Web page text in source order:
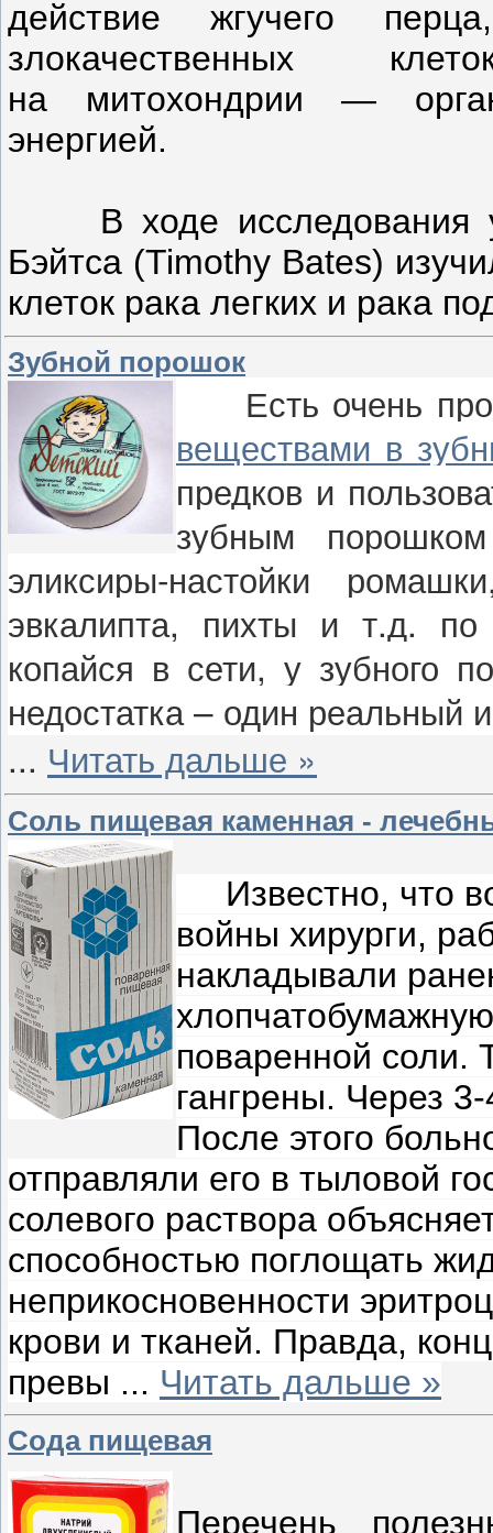
действие жгучего
злокачественных
на митохондрии —
энергией.
В ходе исследования
Бэйтса (Timothy Bates)
клеток рака легких и рака
Зубной порошок
Есть очень
веществами в
предков и
зубным
эликсиры-настойки
эвкалипта, пихты и т.д.
копайся в сети, у зубного
недостатка – один реальный
... Читать дальше »
Соль пищевая каменная -
Известно, что
войны хирурги,
накладывали
поваренной соли.
гангрены. Через
После этого
отправляли его в тыловой
солевого раствора
способностью поглощать
неприкосновенности
крови и тканей. Правда,
превы ... Читать дальше »
Сода пищевая
Перечень